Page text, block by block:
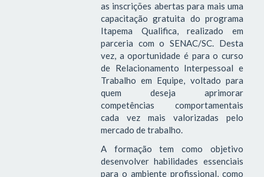
as inscrições abertas para mais uma
capacitação gratuita do programa
Itapema Qualifica, realizado em
parceria com o SENAC/SC. Desta
vez, a oportunidade é para o curso
de Relacionamento Interpessoal e
Trabalho em Equipe, voltado para
quem deseja aprimorar
competências comportamentais
cada vez mais valorizadas pelo
mercado de trabalho.
A formação tem como objetivo
desenvolver habilidades essenciais
para o ambiente profissional, como